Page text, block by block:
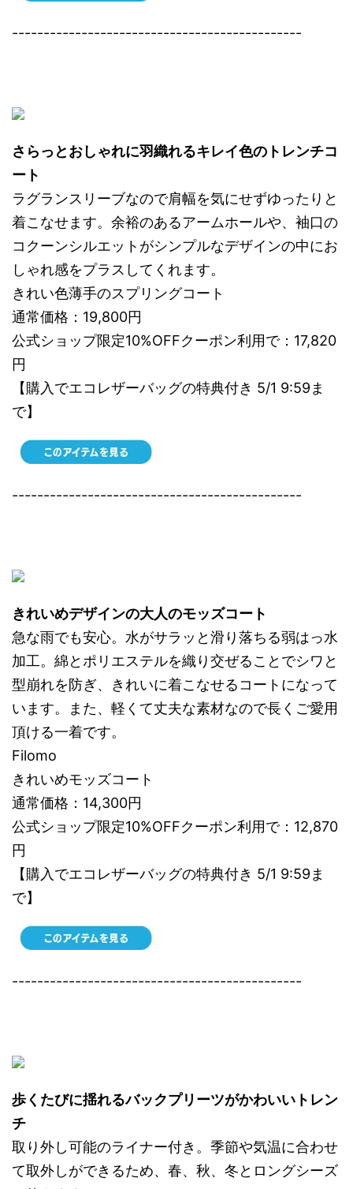
----------------------------------------------
さらっとおしゃれに羽織れるキレイ色のトレンチコ
ート
ラグランスリーブなので肩幅を気にせずゆったりと
着こなせます。余裕のあるアームホールや、袖口の
コクーンシルエットがシンプルなデザインの中にお
しゃれ感をプラスしてくれます。
きれい色薄手のスプリングコート
通常価格：19,800円
公式ショップ限定10%OFFクーポン利用で：17,820
円
【購入でエコレザーバッグの特典付き 5/1 9:59ま
で】
----------------------------------------------
きれいめデザインの大人のモッズコート
急な雨でも安心。水がサラッと滑り落ちる弱はっ水
加工。綿とポリエステルを織り交ぜることでシワと
型崩れを防ぎ、きれいに着こなせるコートになって
います。また、軽くて丈夫な素材なので長くご愛用
頂ける一着です。
Filomo
きれいめモッズコート
通常価格：14,300円
公式ショップ限定10%OFFクーポン利用で：12,870
円
【購入でエコレザーバッグの特典付き 5/1 9:59ま
で】
----------------------------------------------
歩くたびに揺れるバックプリーツがかわいいトレン
チ
取り外し可能のライナー付き。季節や気温に合わせ
て取外しができるため、春、秋、冬とロングシーズ